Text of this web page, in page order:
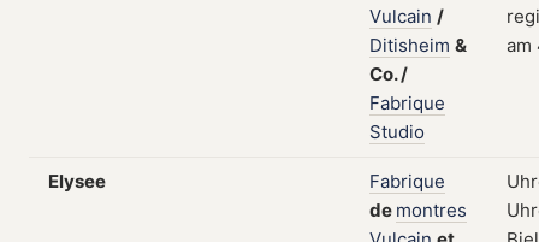
Vulcain /
Ditisheim &
Co./
Fabrique
Studio
am
Elysee
Fabrique
de montres